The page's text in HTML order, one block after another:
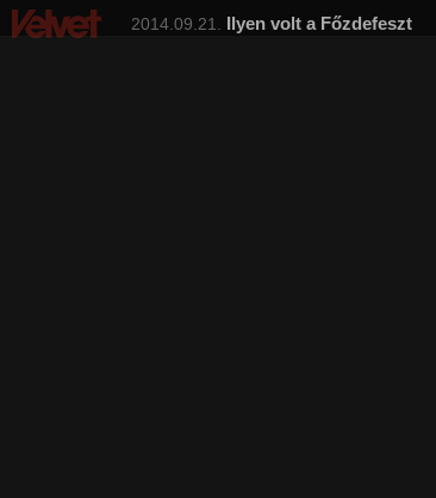
Ilyen volt a Főzdefeszt
2014.09.21.